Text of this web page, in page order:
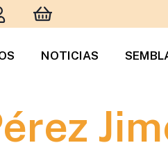
NOTICIAS